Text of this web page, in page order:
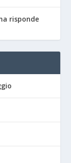
risponde